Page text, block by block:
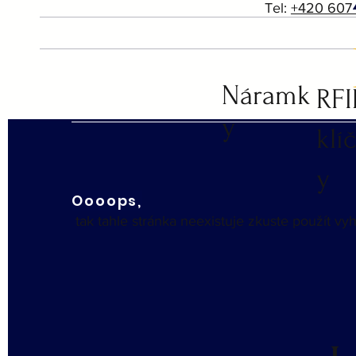
y
Náramk
y
Oooops,
tak tahle stránka neexistuje zkuste použít
Tel: +420 607